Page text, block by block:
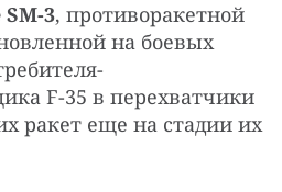
3, противоракетной
на боевых
F-35 в перехватчики
ракет еще на стадии их